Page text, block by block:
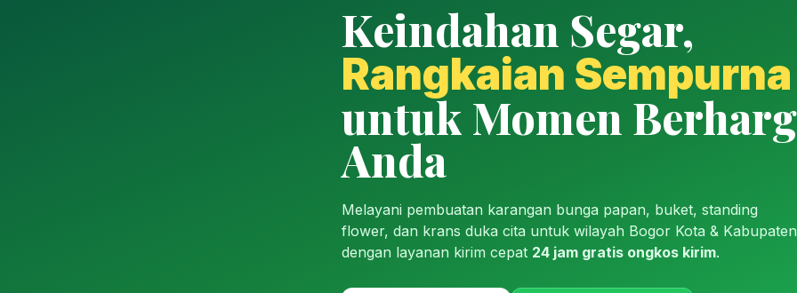
Keindahan Segar,
Rangkaian Sempurna
untuk Momen
Anda
Melayani pembuatan karangan bunga papan, buket, standing
flower, dan krans duka cita untuk wilayah Bogor Kota & Kabupaten
dengan layanan kirim cepat 24 jam gratis ongkos kirim.